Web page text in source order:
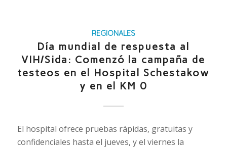
REGIONALES
Día mundial de respuesta al
VIH/Sida: Comenzó la campaña de
testeos en el Hospital Schestakow
y en el KM 0
El hospital ofrece pruebas rápidas, gratuitas y
confidenciales hasta el jueves, y el viernes la